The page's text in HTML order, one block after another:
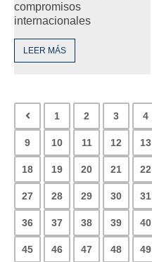
compromisos
internacionales
LEER MÁS
1 2 3 4
9 10 11 12 13
18 19 20 21 22
27 28 29 30 31
36 37 38 39 40
45 46 47 48 49